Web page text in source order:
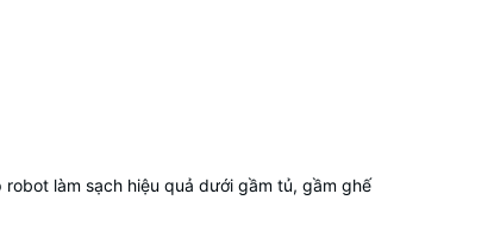
làm sạch hiệu quả dưới gầm tủ, gầm ghế